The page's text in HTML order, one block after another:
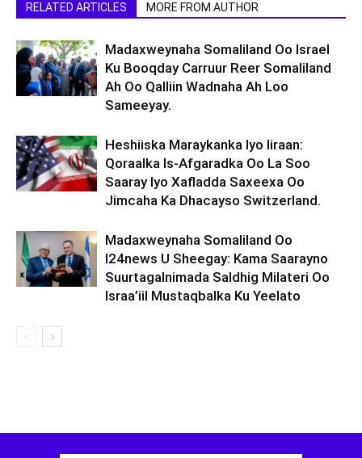
RELATED ARTICLES MORE FROM AUTHOR
Madaxweynaha Somaliland Oo Israel
Ku Booqday Carruur Reer Somaliland
Ah Oo Qalliin Wadnaha Ah Loo
Sameeyay.
Heshiiska Maraykanka Iyo Iiraan:
Qoraalka Is-Afgaradka Oo La Soo
Saaray Iyo Xafladda Saxeexa Oo
Jimcaha Ka Dhacayso Switzerland.
Madaxweynaha Somaliland Oo
I24news U Sheegay: Kama Saarayno
Suurtagalnimada Saldhig Milateri Oo
Israa’iil Mustaqbalka Ku Yeelato